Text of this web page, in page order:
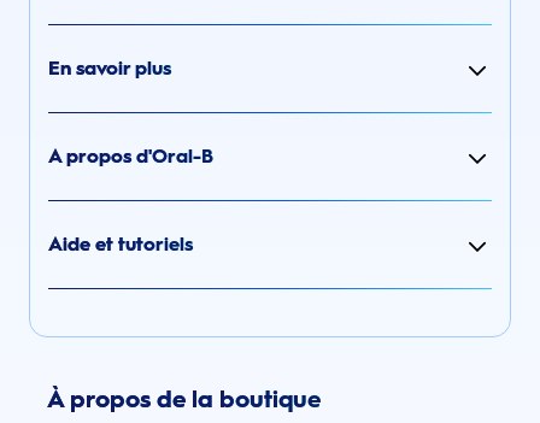
En savoir plus
A propos d'Oral-B
Aide et tutoriels
À propos de la boutique